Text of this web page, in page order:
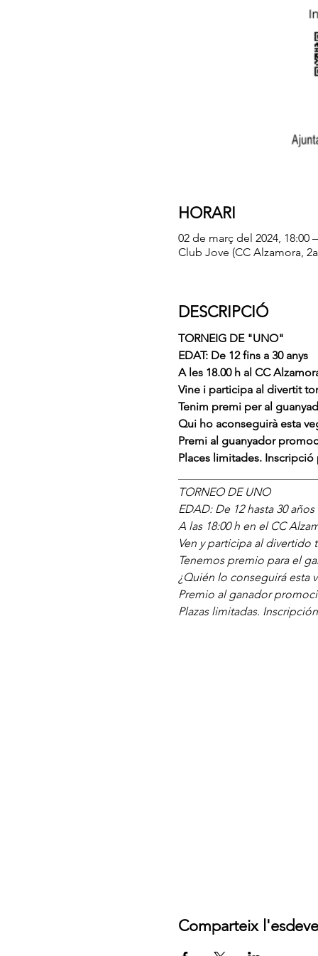
HORARI
02 de març del 2024, 18:00
Club Jove (CC Alzamora,
DESCRIPCIÓ
TORNEIG DE "UNO"
EDAT: De 12 fins a 30 anys
A les 18.00 h al CC
Vine i participa al divertit
Tenim premi per al
Qui ho aconseguirà esta
Premi al guanyador
Places limitades.
TORNEO DE UNO
EDAD: De 12 hasta 30 años
A las 18:00 h en el CC
Ven y participa al divertido
Tenemos premio para el
¿Quién lo conseguirá esta
Premio al ganador
Plazas limitadas.
Comparteix